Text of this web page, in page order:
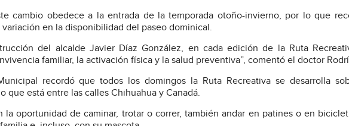
cambio obedece a la entrada de la temporada otoño-invierno, por lo que
en la disponibilidad del paseo dominical.
del alcalde Javier Díaz González, en cada edición de la Ruta
familiar, la activación física y la salud preventiva”, comentó el doctor
recordó que todos los domingos la Ruta Recreativa se desarrolla
que está entre las calles Chihuahua y Canadá.
la oportunidad de caminar, trotar o correr, también andar en patines o en